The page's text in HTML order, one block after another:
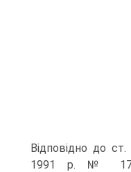
Відповідно до
1991 р. №